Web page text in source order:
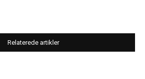
Relaterede artikler